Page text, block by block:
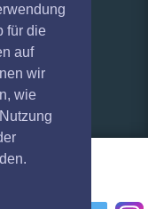
für die
auf
wir
wie